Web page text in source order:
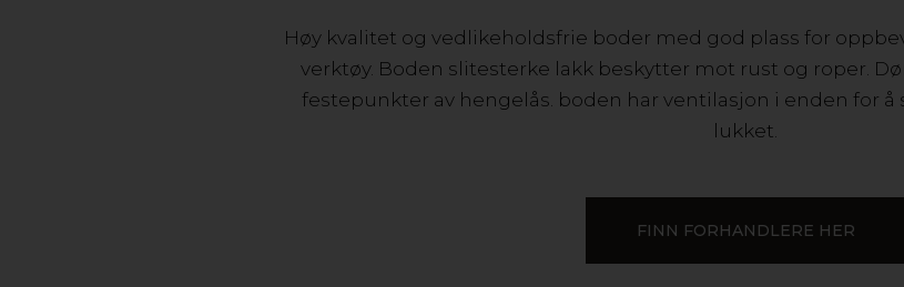
Høy kvalitet og vedlikeholdsfrie boder med god plass for
verktøy. Boden slitesterke lakk beskytter mot rust og roper.
festepunkter av hengelås. boden har ventilasjon i enden for
lukket.
FINN FORHANDLERE HER